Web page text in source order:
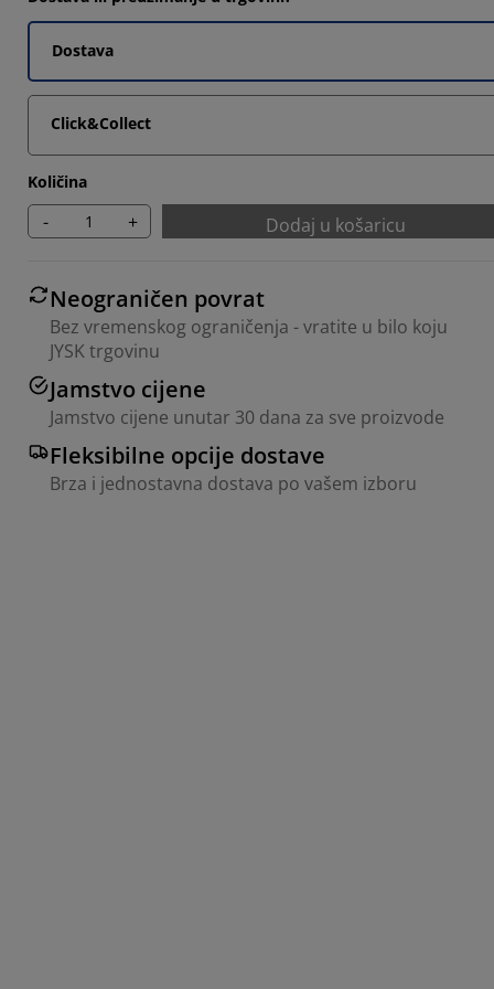
Dostava
Click&Collect
Količina
- + Dodaj u košaricu
Neograničen povrat
Bez vremenskog ograničenja - vratite u bilo koju
JYSK trgovinu
Jamstvo cijene
Jamstvo cijene unutar 30 dana za sve proizvode
Fleksibilne opcije dostave
Brza i jednostavna dostava po vašem izboru